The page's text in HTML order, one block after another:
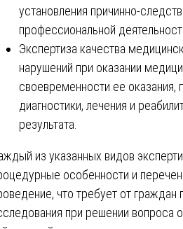
установления причинно-
профессиональной
Экспертиза качества
нарушений при оказании
своевременности ее оказания,
диагностики, лечения и
результата.
из указанных видов
особенности и
что требует от
при решении вопроса